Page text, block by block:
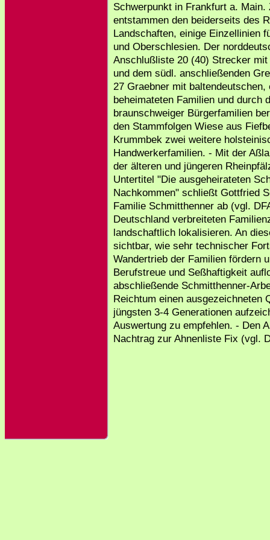
Schwerpunkt in Frankfurt a.
entstammen den beiderseits des
Landschaften, einige Einzellinien
und Oberschlesien. Der
Anschlußliste 20 (40) Strecker
und dem südl. anschließenden
27 Graebner mit
beheimateten Familien und durch
braunschweiger Bürgerfamilien
den Stammfolgen Wiese aus
Krummbek zwei weitere
Handwerkerfamilien. - Mit der
der älteren und jüngeren
Untertitel "Die ausgeheirateten
Nachkommen" schließt Gottfried
Familie Schmitthenner ab (vgl.
Deutschland verbreiteten
landschaftlich lokalisieren. An
sichtbar, wie sehr technischer
Wandertrieb der Familien fördern
Berufstreue und Seßhaftigkeit
abschließende Schmitthenner-
Reichtum einen ausgezeichneten
jüngsten 3-4 Generationen
Auswertung zu empfehlen. - Den
Nachtrag zur Ahnenliste Fix (vgl.